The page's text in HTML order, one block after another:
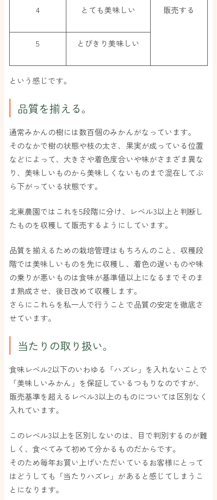
販売する
4 とても美味しい
5 とびきり美味しい
という感じです。
品質を揃える。
通常みかんの樹には数百個のみかんがなっています。
そのなかで樹の状態や枝の太さ、果実が成っている位置
などによって、大きさや着色度合いや味がさまざま異な
り、美味しいものから美味しくないものまで混在してぶ
ら下がっている状態です。
北東農園ではこれを5段階に分け、レベル3以上と判断し
たものを収穫して販売するようにしています。
品質を揃えるための栽培管理はもちろんのこと、収穫段
階では美味しいものを先に収穫し、着色の遅いものや味
の乗りが悪いものは食味が基準値以上になるまでそのま
ま熟成させ、後日改めて収穫します。
さらにこれらを私一人で行うことで品質の安定を徹底さ
せています。
当たりの取り扱い。
食味レベル2以下のいわゆる「ハズレ」を入れないことで
「美味しいみかん」を保証しているつもりなのですが、
販売基準を超えるレベル3以上のものについては区別なく
入れています。
このレベル3以上を区別しないのは、目で判別するのが難
しく、食べてみて初めて分かるものだからです。
そのため毎年お買い上げいただいているお客様にとって
はどうしても「当たりハズレ」があると感じてしまうこ
とになります。